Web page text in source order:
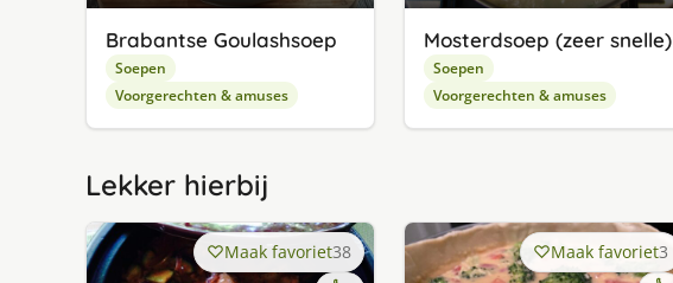
Brabantse Goulashsoep
Soepen
Voorgerechten & amuses
Mosterdsoep (zeer snelle)
Soepen
Voorgerechten & amuses
Lekker hierbij
Maak favoriet38 Maak favoriet3